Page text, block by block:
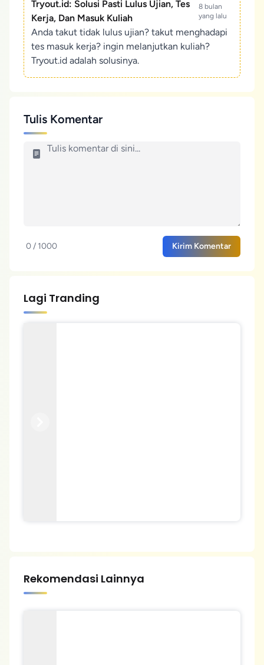
Tryout.id: Solusi Pasti Lulus Ujian, Tes
Kerja, Dan Masuk Kuliah
8 bulan
yang lalu
Anda takut tidak lulus ujian? takut menghadapi
tes masuk kerja? ingin melanjutkan kuliah?
Tryout.id adalah solusinya.
Tulis Komentar
0 / 1000 Kirim Komentar
Lagi Tranding
Rekomendasi Lainnya